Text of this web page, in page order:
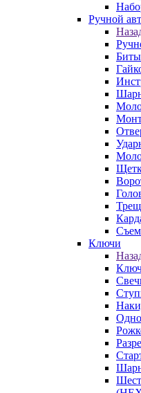
Ручной
Биты
Ключи